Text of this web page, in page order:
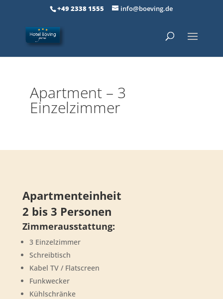
+49 2338 1555 info@boeving.de
Apartment – 3
Einzelzimmer
Apartmenteinheit
2 bis 3 Personen
Zimmerausstattung:
3 Einzelzimmer
Schreibtisch
Kabel TV / Flatscreen
Funkwecker
Kühlschränke